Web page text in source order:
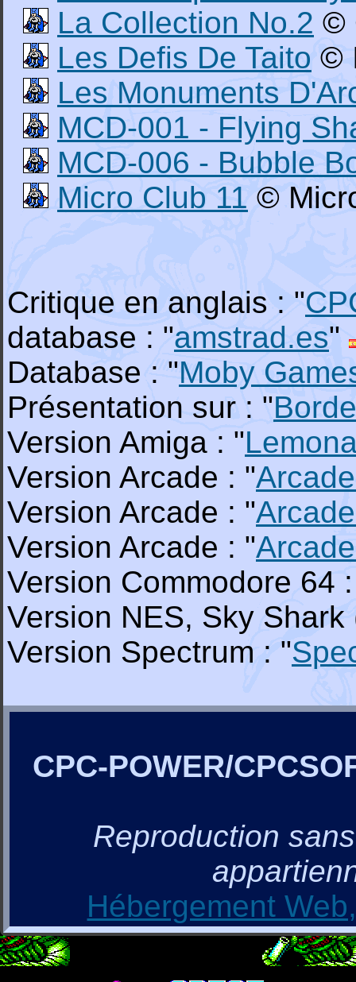
La Collection No.2 ©
Les Defis De Taito ©
Les Monuments
MCD-001 - Flying
MCD-006 - Bubble
Micro Club 11 ©
Critique en anglais : "
database : "amstrad.es"
Database : "Moby
Présentation sur : "
Version Amiga : "
Version Arcade : "
Version Arcade : "
Version Arcade : "
Version Commodore 64
Version NES, Sky Shark
Version Spectrum : "
CPC-POWER/
Reproduction
Hébergement